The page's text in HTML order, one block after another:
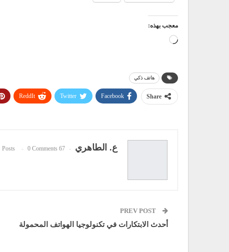
معجب بهذه:
جاري
هاتف ذكي
Share
Facebook
Twitter
ReddIt
ع. الطاهري 67 Posts
0 Comments
أحدث الابتكارات في تكنولوجيا الهواتف المحمولة